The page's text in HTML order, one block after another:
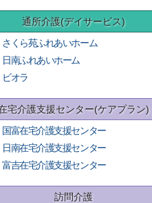
通所介護(デイサービス)
さくら苑ふれあいホーム
日南ふれあいホーム
ビオラ
宅介護支援センター(ケアプラン)
国富在宅介護支援センター
日南在宅介護支援センター
富吉在宅介護支援センター
訪問介護